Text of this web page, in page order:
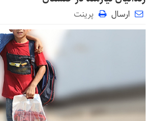
ارسال پرینت